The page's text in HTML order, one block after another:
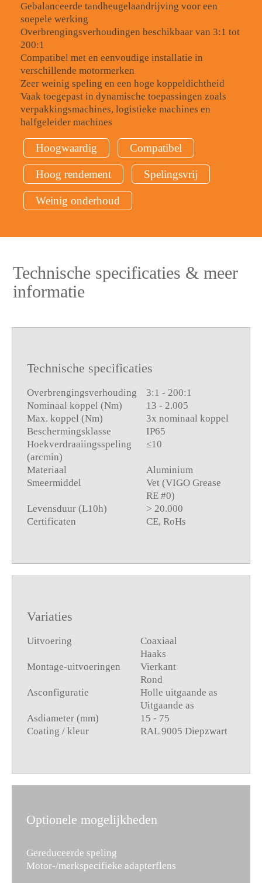
Gebalanceerde tandheugelaandrijving voor een
soepele werking
Overbrengingsverhoudingen beschikbaar van 3:1 tot
200:1
Compatibel met en eenvoudige installatie in
verschillende motormerken
Zeer weinig speling en een hoge koppeldichtheid
Vaak toegepast in dynamische toepassingen zoals
verpakkingsmachines, logistieke machines en
halfgeleider machines
Hoogwaardig Compatibel
Hoog rendement Spelingsvrij
Weinig onderhoud
Technische specificaties & meer
informatie
Technische specificaties
Overbrengingsverhouding
3:1 - 200:1
Nominaal koppel (Nm)
13 - 2.005
Max. koppel (Nm)
3x nominaal koppel
Beschermingsklasse
IP65
Hoekverdraaiingsspeling
(arcmin)
≤10
Materiaal
Aluminium
Smeermiddel
Vet (VIGO Grease
RE #0)
Levensduur (L10h)
> 20.000
Certificaten
CE, RoHs
Variaties
Uitvoering
Coaxiaal
Haaks
Montage-uitvoeringen
Vierkant
Rond
Asconfiguratie
Holle uitgaande as
Uitgaande as
Asdiameter (mm)
15 - 75
Coating / kleur
RAL 9005 Diepzwart
Optionele mogelijkheden
Gereduceerde speling
Motor-/merkspecifieke adapterflens